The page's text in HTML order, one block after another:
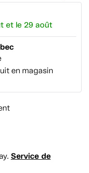
et le 29 août
en magasin
Service de